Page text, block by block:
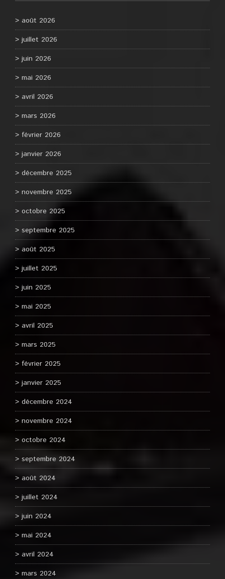
août 2026
juillet 2026
juin 2026
mai 2026
avril 2026
mars 2026
février 2026
janvier 2026
décembre 2025
novembre 2025
octobre 2025
septembre 2025
août 2025
juillet 2025
juin 2025
mai 2025
avril 2025
mars 2025
février 2025
janvier 2025
décembre 2024
novembre 2024
octobre 2024
septembre 2024
août 2024
juillet 2024
juin 2024
mai 2024
avril 2024
mars 2024